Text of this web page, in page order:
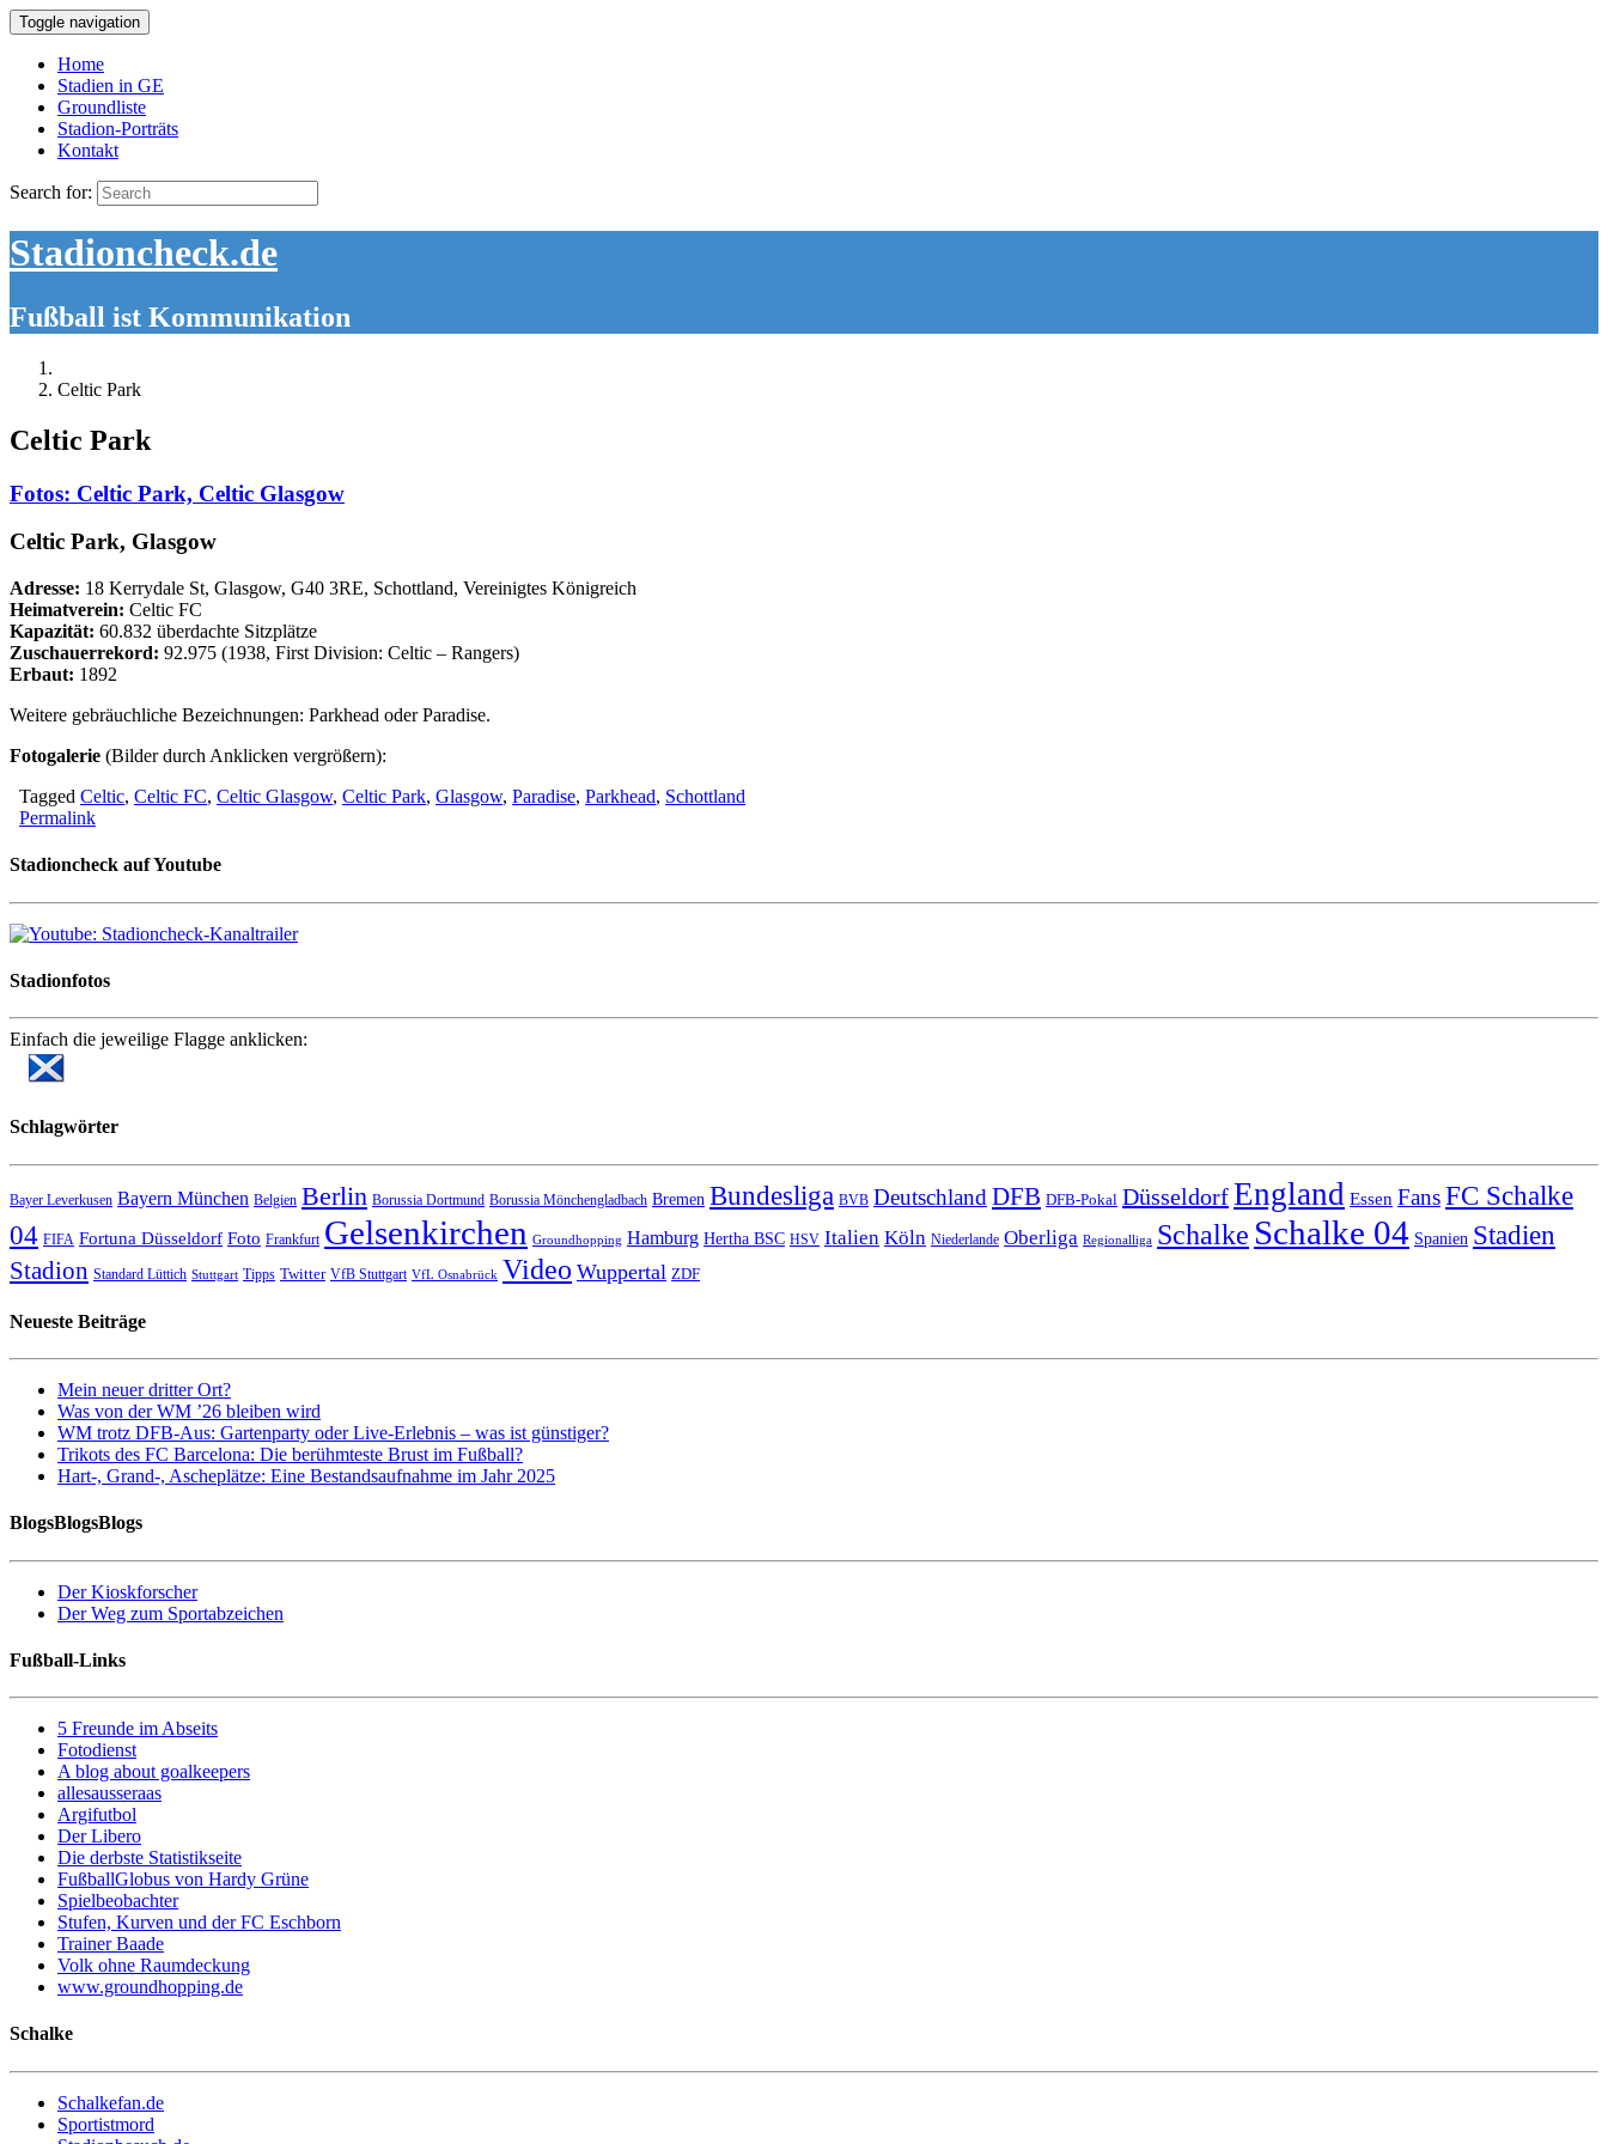
Toggle navigation
Home
Stadien in GE
Groundliste
Stadion-Porträts
Kontakt
Search for:
Stadioncheck.de
Fußball ist Kommunikation
Celtic Park
Celtic Park
Fotos: Celtic Park, Celtic Glasgow
Celtic Park, Glasgow
Adresse: 18 Kerrydale St, Glasgow, G40 3RE, Schottland, Vereinigtes Königreich
Heimatverein: Celtic FC
Kapazität: 60.832 überdachte Sitzplätze
Zuschauerrekord: 92.975 (1938, First Division: Celtic – Rangers)
Erbaut: 1892
Weitere gebräuchliche Bezeichnungen: Parkhead oder Paradise.
Fotogalerie (Bilder durch Anklicken vergrößern):
Tagged Celtic, Celtic FC, Celtic Glasgow, Celtic Park, Glasgow, Paradise, Parkhead, Schottland
Permalink
Stadioncheck auf Youtube
Stadionfotos
Einfach die jeweilige Flagge anklicken:
Schlagwörter
Bayer Leverkusen Bayern München Belgien Berlin Borussia Dortmund Borussia Mönchengladbach Bremen Bundesliga BVB Deutschland DFB DFB-Pokal DüsseldorfEngland Essen FansFC Schalke
04 FIFA Fortuna Düsseldorf Foto Frankfurt Gelsenkirchen Groundhopping Hamburg Hertha BSC HSV Italien Köln Niederlande Oberliga Regionalliga Schalke Schalke 04 Spanien Stadien
Stadion Standard Lüttich Stuttgart Tipps Twitter VfB Stuttgart VfL Osnabrück Video Wuppertal ZDF
Neueste Beiträge
Mein neuer dritter Ort?
Was von der WM ’26 bleiben wird
WM trotz DFB-Aus: Gartenparty oder Live-Erlebnis – was ist günstiger?
Trikots des FC Barcelona: Die berühmteste Brust im Fußball?
Hart-, Grand-, Ascheplätze: Eine Bestandsaufnahme im Jahr 2025
BlogsBlogsBlogs
Der Kioskforscher
Der Weg zum Sportabzeichen
Fußball-Links
5 Freunde im Abseits
Fotodienst
A blog about goalkeepers
allesausseraas
Argifutbol
Der Libero
Die derbste Statistikseite
FußballGlobus von Hardy Grüne
Spielbeobachter
Stufen, Kurven und der FC Eschborn
Trainer Baade
Volk ohne Raumdeckung
www.groundhopping.de
Schalke
Schalkefan.de
Sportistmord